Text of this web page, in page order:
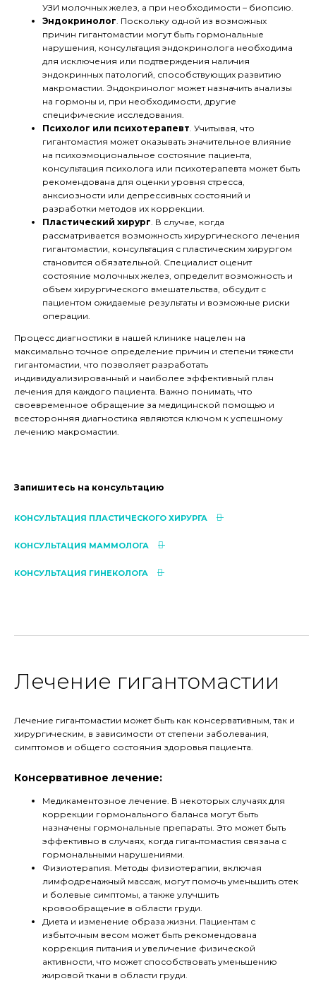
УЗИ молочных желез, а при необходимости – биопсию.
Эндокринолог. Поскольку одной из возможных
причин гигантомастии могут быть гормональные
нарушения, консультация эндокринолога необходима
для исключения или подтверждения наличия
эндокринных патологий, способствующих развитию
макромастии. Эндокринолог может назначить анализы
на гормоны и, при необходимости, другие
специфические исследования.
Психолог или психотерапевт. Учитывая, что
гигантомастия может оказывать значительное влияние
на психоэмоциональное состояние пациента,
консультация психолога или психотерапевта может быть
рекомендована для оценки уровня стресса,
анксиозности или депрессивных состояний и
разработки методов их коррекции.
Пластический хирург. В случае, когда
рассматривается возможность хирургического лечения
гигантомастии, консультация с пластическим хирургом
становится обязательной. Специалист оценит
состояние молочных желез, определит возможность и
объем хирургического вмешательства, обсудит с
пациентом ожидаемые результаты и возможные риски
операции.
Процесс диагностики в нашей клинике нацелен на
максимально точное определение причин и степени тяжести
гигантомастии, что позволяет разработать
индивидуализированный и наиболее эффективный план
лечения для каждого пациента. Важно понимать, что
своевременное обращение за медицинской помощью и
всесторонняя диагностика являются ключом к успешному
лечению макромастии.
Запишитесь на консультацию
КОНСУЛЬТАЦИЯ ПЛАСТИЧЕСКОГО ХИРУРГА
КОНСУЛЬТАЦИЯ МАММОЛОГА
КОНСУЛЬТАЦИЯ ГИНЕКОЛОГА
Лечение гигантомастии
Лечение гигантомастии может быть как консервативным, так и
хирургическим, в зависимости от степени заболевания,
симптомов и общего состояния здоровья пациента.
Консервативное лечение:
Медикаментозное лечение. В некоторых случаях для
коррекции гормонального баланса могут быть
назначены гормональные препараты. Это может быть
эффективно в случаях, когда гигантомастия связана с
гормональными нарушениями.
Физиотерапия. Методы физиотерапии, включая
лимфодренажный массаж, могут помочь уменьшить отек
и болевые симптомы, а также улучшить
кровообращение в области груди.
Диета и изменение образа жизни. Пациентам с
избыточным весом может быть рекомендована
коррекция питания и увеличение физической
активности, что может способствовать уменьшению
жировой ткани в области груди.